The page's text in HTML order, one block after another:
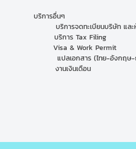
รอื่นๆ
ะเบียนบริษัท และห้าง
ร Tax Filing
Permit
อกสาร (ไทย-อังกฤษ-ญี่
นเงินเดือน